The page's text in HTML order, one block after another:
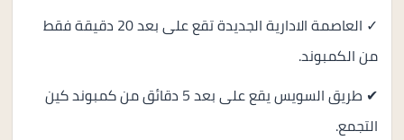
✓ العاصمة الادارية الجديدة تقع على بعد 20 دقيقة فقط
من الكمبوند.
✔ طريق السويس يقع على بعد 5 دقائق من كمبوند كين
التجمع.